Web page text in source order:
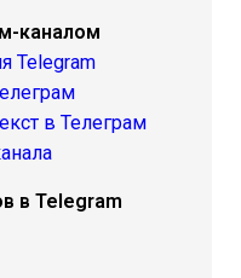
каналом
Telegram
в Телеграм
в Telegram